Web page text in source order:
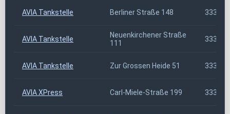
AVIA Tankstelle Berliner Straße 148 33330
AVIA Tankstelle
Neuenkirchener Straße
111
33332
AVIA Tankstelle Zur Grossen Heide 51 33335
AVIA XPress Carl-Miele-Straße 199 33335